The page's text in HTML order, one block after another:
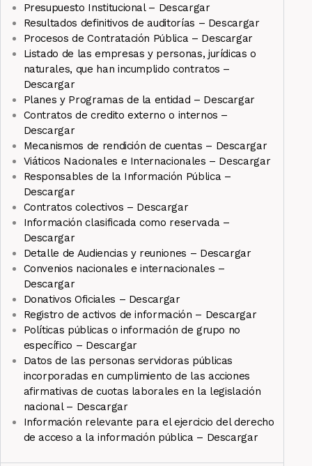
Presupuesto Institucional – Descargar
Resultados definitivos de auditorías – Descargar
Procesos de Contratación Pública – Descargar
Listado de las empresas y personas, jurídicas o
naturales, que han incumplido contratos –
Descargar
Planes y Programas de la entidad – Descargar
Contratos de credito externo o internos –
Descargar
Mecanismos de rendición de cuentas – Descargar
Viáticos Nacionales e Internacionales – Descargar
Responsables de la Información Pública –
Descargar
Contratos colectivos – Descargar
Información clasificada como reservada –
Descargar
Detalle de Audiencias y reuniones – Descargar
Convenios nacionales e internacionales –
Descargar
Donativos Oficiales – Descargar
Registro de activos de información – Descargar
Políticas públicas o información de grupo no
específico – Descargar
Datos de las personas servidoras públicas
incorporadas en cumplimiento de las acciones
afirmativas de cuotas laborales en la legislación
nacional – Descargar
Información relevante para el ejercicio del derecho
de acceso a la información pública – Descargar